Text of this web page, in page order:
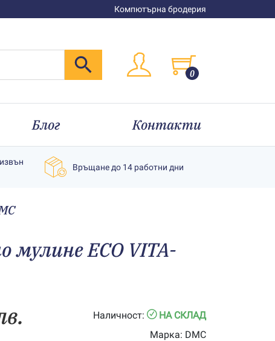
Компютърна бродерия
0
Блог Контакти
Връщане до 14 работни дни
мулине ECO VITA-
Наличност:
НА СКЛАД
Марка: DMC